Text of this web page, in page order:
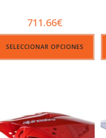
711.66€
SELECCIONAR OPCIONES